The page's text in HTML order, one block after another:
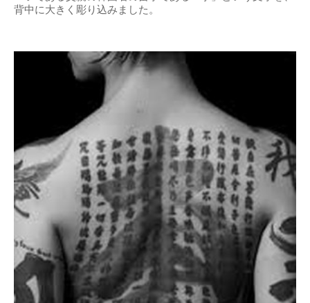
背中に大きく彫り込みました。